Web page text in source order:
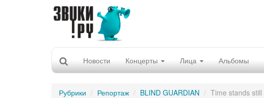
Новости Концерты Лица Альбомы
Рубрики Репортаж BLIND GUARDIAN Time stands still